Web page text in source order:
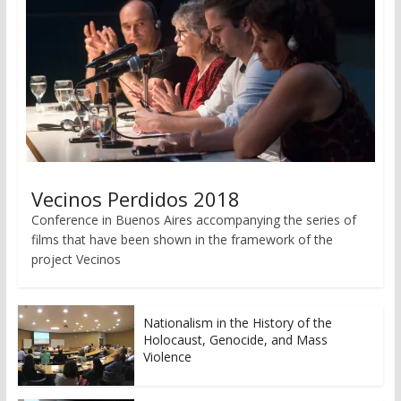
Vecinos Perdidos 2018
Conference in Buenos Aires accompanying the series of
films that have been shown in the framework of the
project Vecinos
Nationalism in the History of the
Holocaust, Genocide, and Mass
Violence